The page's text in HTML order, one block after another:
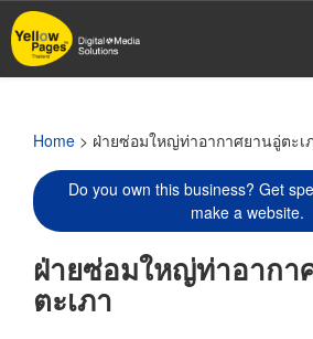
Skip
to
main
Home > ฝ่ายซ่อมใหญ่ท่าอากาศยานอู่ตะเ
Do you own this business? Get
make a website.
ฝ่ายซ่อมใหญ่ท่าอากา
ตะเภา